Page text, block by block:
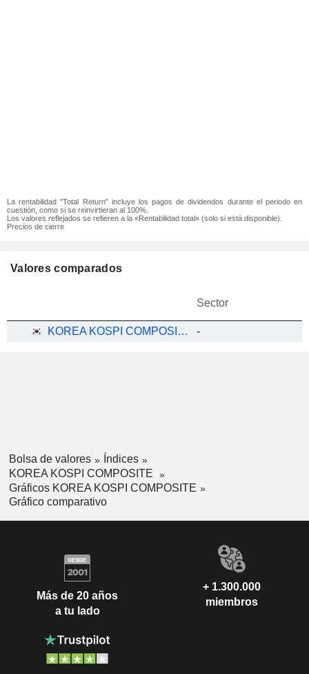
La rentabilidad "Total Return" incluye los pagos de dividendos durante el periodo en
cuestión, como si se reinvirtieran al 100%.
Los valores reflejados se refieren a la «Rentabilidad total» (solo si está disponible).
Precios de cierre
Valores comparados
Sector
KOREA KOSPI COMPOSITE -
Bolsa de valores
Índices
KOREA KOSPI COMPOSITE
Gráficos KOREA KOSPI COMPOSITE
Gráfico comparativo
Más de 20 años
a tu lado
+ 1.300.000
miembros